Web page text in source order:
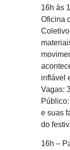
16h às
Oficina
inflável
Vagas:
e suas
do
16h –